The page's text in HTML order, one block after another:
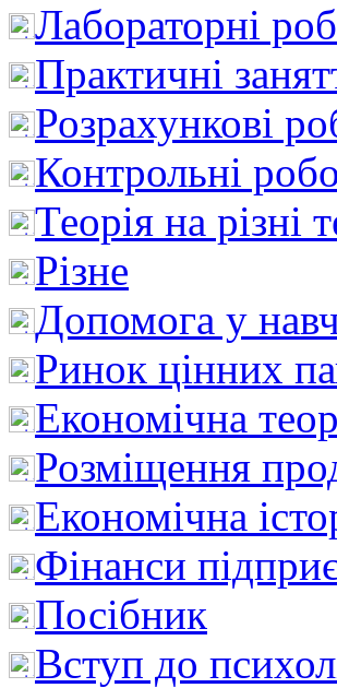
Лабораторні
Практичні
Розрахункові
Контрольні
Теорія на різні
Різне
Допомога у
Ринок цінних
Економічна
Розміщення
Економічна
Фінанси
Посібник
Вступ до